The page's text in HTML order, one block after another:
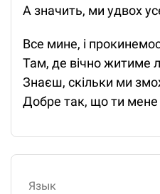
А значить, ми удвох
Все мине, і
Там, де вічно житиме
Знаєш, скільки ми
Добре так, що ти
Язык